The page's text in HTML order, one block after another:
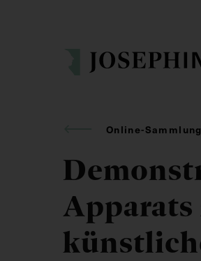
Online-Sammlung